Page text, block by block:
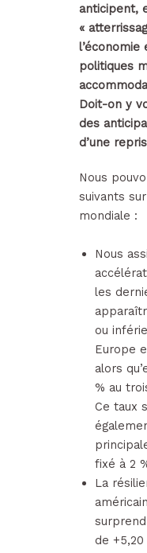
anticipent,
«
politiques
Doit-on y
des
d’une
Nous
suivants
mondiale :
Nous
les
ou
Europe
alors
% au
Ce taux
fixé à 2
La
de